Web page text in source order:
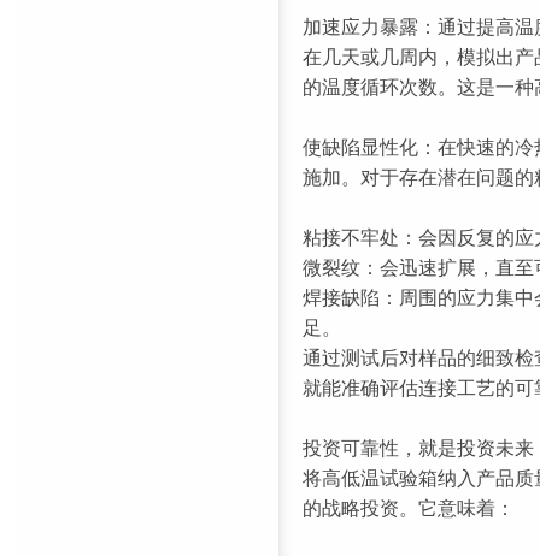
加速应力暴露：通过提高
在几天或几周内，模拟出
的温度循环次数。这是一种
使缺陷显性化：在快速的
施加。对于存在潜在问题
粘接不牢处：会因反复的
微裂纹：会迅速扩展，直
焊接缺陷：周围的应力集
足。
通过测试后对样品的细致
就能准确评估连接工艺的
投资可靠性，就是投资未来
将高低温试验箱纳入产品
的战略投资。它意味着：